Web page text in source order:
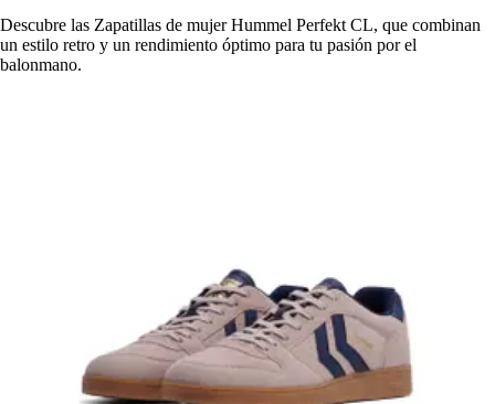
Descubre las Zapatillas de mujer Hummel Perfekt CL, que combinan
un estilo retro y un rendimiento óptimo para tu pasión por el
balonmano.